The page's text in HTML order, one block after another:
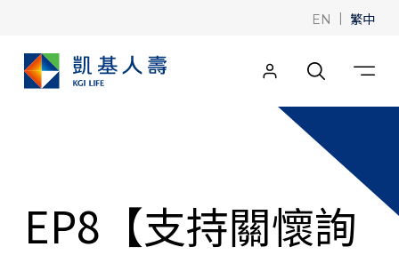
EN | 繁中
EP8【支持關懷詢